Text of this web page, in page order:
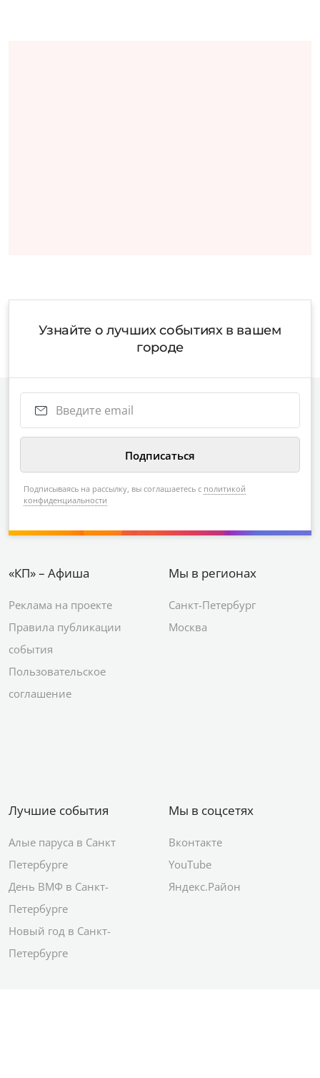
Узнайте о лучших событиях в вашем
городе
Подписываясь на рассылку, вы соглашаетесь с политикой
конфиденциальности
«КП» – Афиша
Реклама на проекте
Правила публикации
события
Пользовательское
соглашение
Мы в регионах
Санкт-Петербург
Москва
Лучшие события
Алые паруса в Санкт
Петербурге
День ВМФ в Санкт-
Петербурге
Новый год в Санкт-
Петербурге
Мы в соцсетях
Вконтакте
YouTube
Яндекс.Район